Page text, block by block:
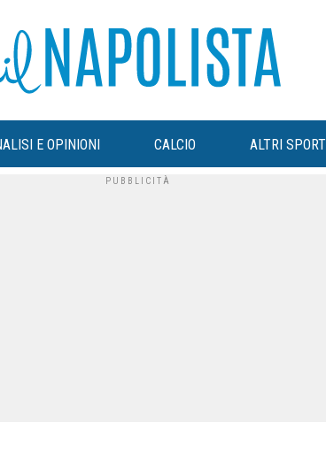
E OPINIONI CALCIO ALTRI SPORT